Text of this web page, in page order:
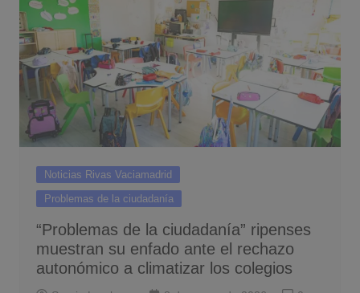
Noticias Rivas Vaciamadrid
Problemas de la ciudadanía
“Problemas de la ciudadanía” ripenses
muestran su enfado ante el rechazo
autonómico a climatizar los colegios